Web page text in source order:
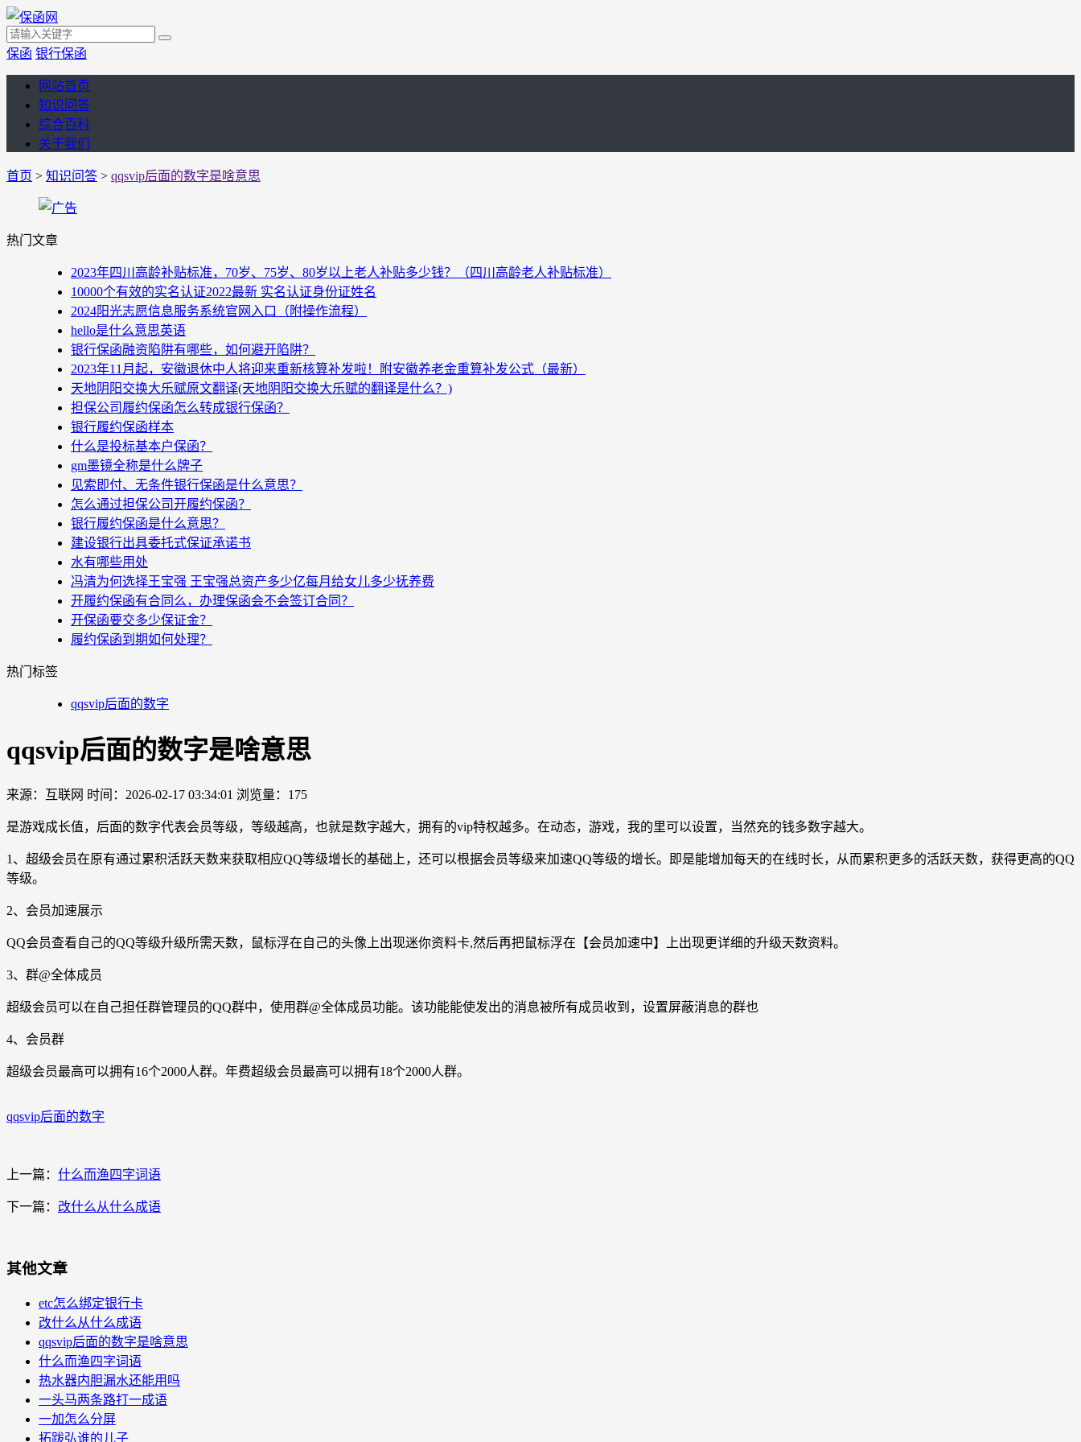
保函 银行保函
网站首页
知识问答
综合百科
关于我们
首页 > 知识问答 > qqsvip后面的数字是啥意思
热门文章
2023年四川高龄补贴标准，70岁、75岁、80岁以上老人补贴多少钱？（四川高龄老人补贴标准）
10000个有效的实名认证2022最新 实名认证身份证姓名
2024阳光志愿信息服务系统官网入口（附操作流程）
hello是什么意思英语
银行保函融资陷阱有哪些，如何避开陷阱？
2023年11月起，安徽退休中人将迎来重新核算补发啦！附安徽养老金重算补发公式（最新）
天地阴阳交换大乐赋原文翻译(天地阴阳交换大乐赋的翻译是什么？)
担保公司履约保函怎么转成银行保函？
银行履约保函样本
什么是投标基本户保函？
gm墨镜全称是什么牌子
见索即付、无条件银行保函是什么意思？
怎么通过担保公司开履约保函？
银行履约保函是什么意思？
建设银行出具委托式保证承诺书
水有哪些用处
冯清为何选择王宝强 王宝强总资产多少亿每月给女儿多少抚养费
开履约保函有合同么，办理保函会不会签订合同？
开保函要交多少保证金？
履约保函到期如何处理？
热门标签
qqsvip后面的数字
qqsvip后面的数字是啥意思
来源：互联网 时间：2026-02-17 03:34:01 浏览量：175
是游戏成长值，后面的数字代表会员等级，等级越高，也就是数字越大，拥有的vip特权越多。在动态，游戏，我的里可以设置，当然充的钱多数字越大。
1、超级会员在原有通过累积活跃天数来获取相应QQ等级增长的基础上，还可以根据会员等级来加速QQ等级的增长。即是能增加每天的在线时长，从而累积更多的活跃天数，获得更高的QQ
等级。
2、会员加速展示
QQ会员查看自己的QQ等级升级所需天数，鼠标浮在自己的头像上出现迷你资料卡,然后再把鼠标浮在【会员加速中】上出现更详细的升级天数资料。
3、群@全体成员
超级会员可以在自己担任群管理员的QQ群中，使用群@全体成员功能。该功能能使发出的消息被所有成员收到，设置屏蔽消息的群也
4、会员群
超级会员最高可以拥有16个2000人群。年费超级会员最高可以拥有18个2000人群。
qqsvip后面的数字
上一篇： 什么而渔四字词语
下一篇： 改什么从什么成语
其他文章
etc怎么绑定银行卡
改什么从什么成语
qqsvip后面的数字是啥意思
什么而渔四字词语
热水器内胆漏水还能用吗
一头马两条路打一成语
一加怎么分屏
拓跋弘谁的儿子